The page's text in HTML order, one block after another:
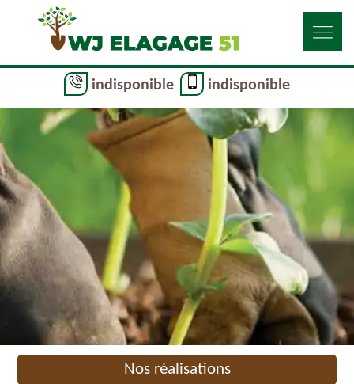
indisponible indisponible
Nos réalisations